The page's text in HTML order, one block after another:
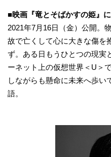
■映画『竜とそばかすの姫』
2021年7月16日（金）公開。
故で亡くして心に大きな傷を
ず。ある日もうひとつの現実
ーネット上の仮想世界＜U＞
しながらも懸命に未来へ歩い
語。